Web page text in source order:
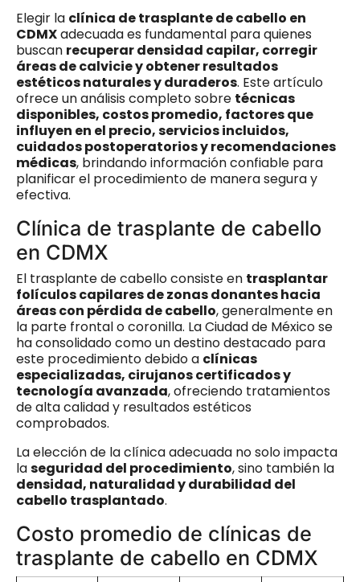
Elegir la clínica de trasplante de cabello en
CDMXadecuada es fundamental para quienes
buscan recuperar densidad capilar, corregir
áreas de calvicie y obtener resultados
estéticos naturales y duraderos. Este artículo
ofrece un análisis completo sobre técnicas
disponibles, costos promedio, factores que
influyen en el precio, servicios incluidos,
cuidados postoperatorios y recomendaciones
médicas, brindando información confiable para
planificar el procedimiento de manera segura y
efectiva.
Clínica de trasplante de cabello
en CDMX
El trasplante de cabello consiste en trasplantar
folículos capilares de zonas donantes hacia
áreas con pérdida de cabello, generalmente en
la parte frontal o coronilla. La Ciudad de México se
ha consolidado como un destino destacado para
este procedimiento debido a clínicas
especializadas, cirujanos certificados y
tecnología avanzada, ofreciendo tratamientos
de alta calidad y resultados estéticos
comprobados.
La elección de la clínica adecuada no solo impacta
laseguridad del procedimiento, sino también la
densidad, naturalidad y durabilidad del
cabello trasplantado.
Costo promedio de clínicas de
trasplante de cabello en CDMX